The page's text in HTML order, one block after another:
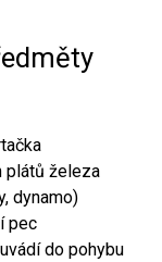
plátů železa
dynamo)
pec
do pohybu